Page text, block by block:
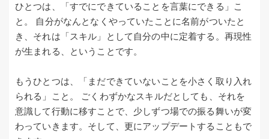
ひとつは、「すでにできていることを言葉にできる」こ
と。 自分がなんとなくやっていたことに名前がついたと
き、それは「スキル」として自分の中に定着する。再現性
が生まれる、ということです。
もうひとつは、「まだできていないことを小さく取り入れ
られる」こと。 ごくわずかなスキルだとしても、それを
意識して行動に移すことで、少しずつ場での振る舞いが変
わっていきます。そして、更にアップデートすることもで